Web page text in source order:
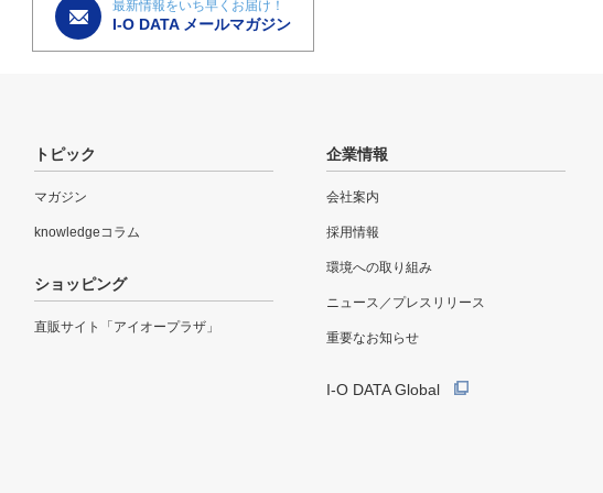
最新情報をいち早くお届け！
I-O DATA メールマガジン
トピック
マガジン
knowledgeコラム
ショッピング
直販サイト「アイオープラザ」
企業情報
会社案内
採用情報
環境への取り組み
ニュース／プレスリリース
重要なお知らせ
I-O DATA Global